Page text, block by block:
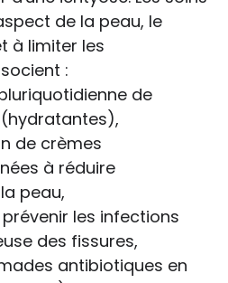
de la peau, le
à limiter les
:
de
de crèmes
à réduire
peau,
les infections
des fissures,
antibiotiques en